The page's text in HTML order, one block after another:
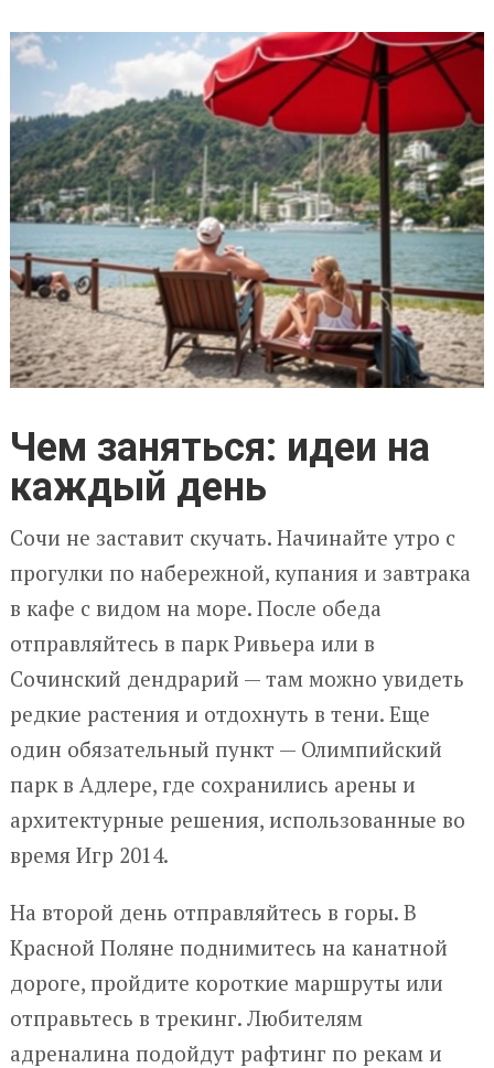
Чем заняться: идеи на
каждый день
Сочи не заставит скучать. Начинайте утро с
прогулки по набережной, купания и завтрака
в кафе с видом на море. После обеда
отправляйтесь в парк Ривьера или в
Сочинский дендрарий — там можно увидеть
редкие растения и отдохнуть в тени. Еще
один обязательный пункт — Олимпийский
парк в Адлере, где сохранились арены и
архитектурные решения, использованные во
время Игр 2014.
На второй день отправляйтесь в горы. В
Красной Поляне поднимитесь на канатной
дороге, пройдите короткие маршруты или
отправьтесь в трекинг. Любителям
адреналина подойдут рафтинг по рекам и